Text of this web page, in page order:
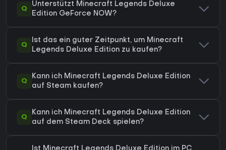
Q
Unterstützt Minecraft Legends Deluxe
Edition GeForce NOW?
Q
Ist das ein guter Zeitpunkt, um Minecraft
Legends Deluxe Edition zu kaufen?
Q
Kann ich Minecraft Legends Deluxe Edition
auf Steam kaufen?
Q
Kann ich Minecraft Legends Deluxe Edition
auf dem Steam Deck spielen?